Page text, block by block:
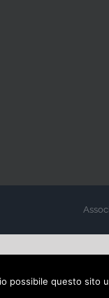
possibile questo sito